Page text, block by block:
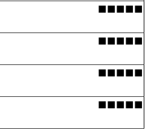
■■■■■
■■■■■
■■■■■
■■■■■